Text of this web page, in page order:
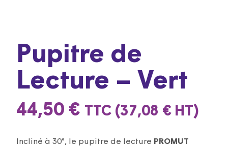
Pupitre de
Lecture – Vert
44,50 € TTC (37,08 €HT)
Incliné à 30°, le pupitre de lecture PROMUT